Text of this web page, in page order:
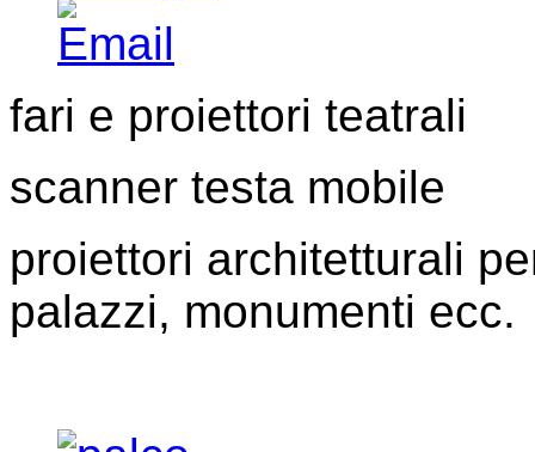
fari e proiettori teatrali
scanner testa mobile
proiettori architetturali
palazzi, monumenti ecc.